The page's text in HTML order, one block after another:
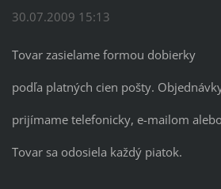
30.07.2009 15:13
Tovar zasielame formou dobierky
podľa platných cien pošty.
prijímame telefonicky, e-mailom
Tovar sa odosiela každý piatok.